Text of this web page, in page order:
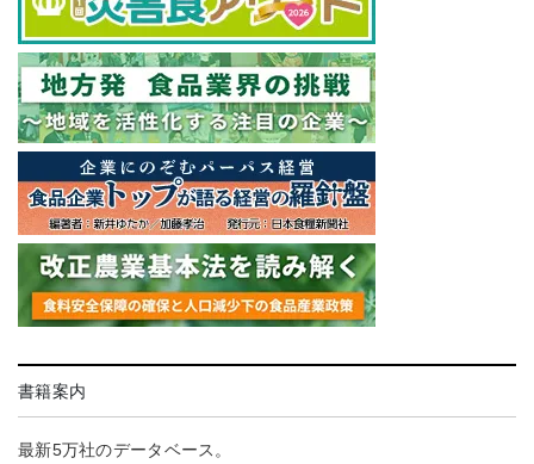
書籍案内
最新5万社のデータベース。